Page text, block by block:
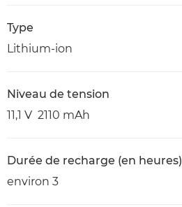
Type
Lithium-ion
Niveau de tension
11,1 V 2110 mAh
Durée de recharge (en heures)
environ 3